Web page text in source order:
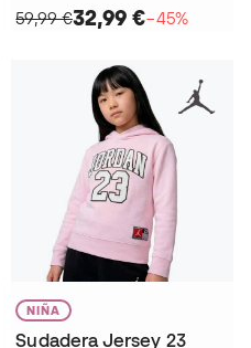
59,99 €32,99 €−45%
NIÑA
Sudadera Jersey 23